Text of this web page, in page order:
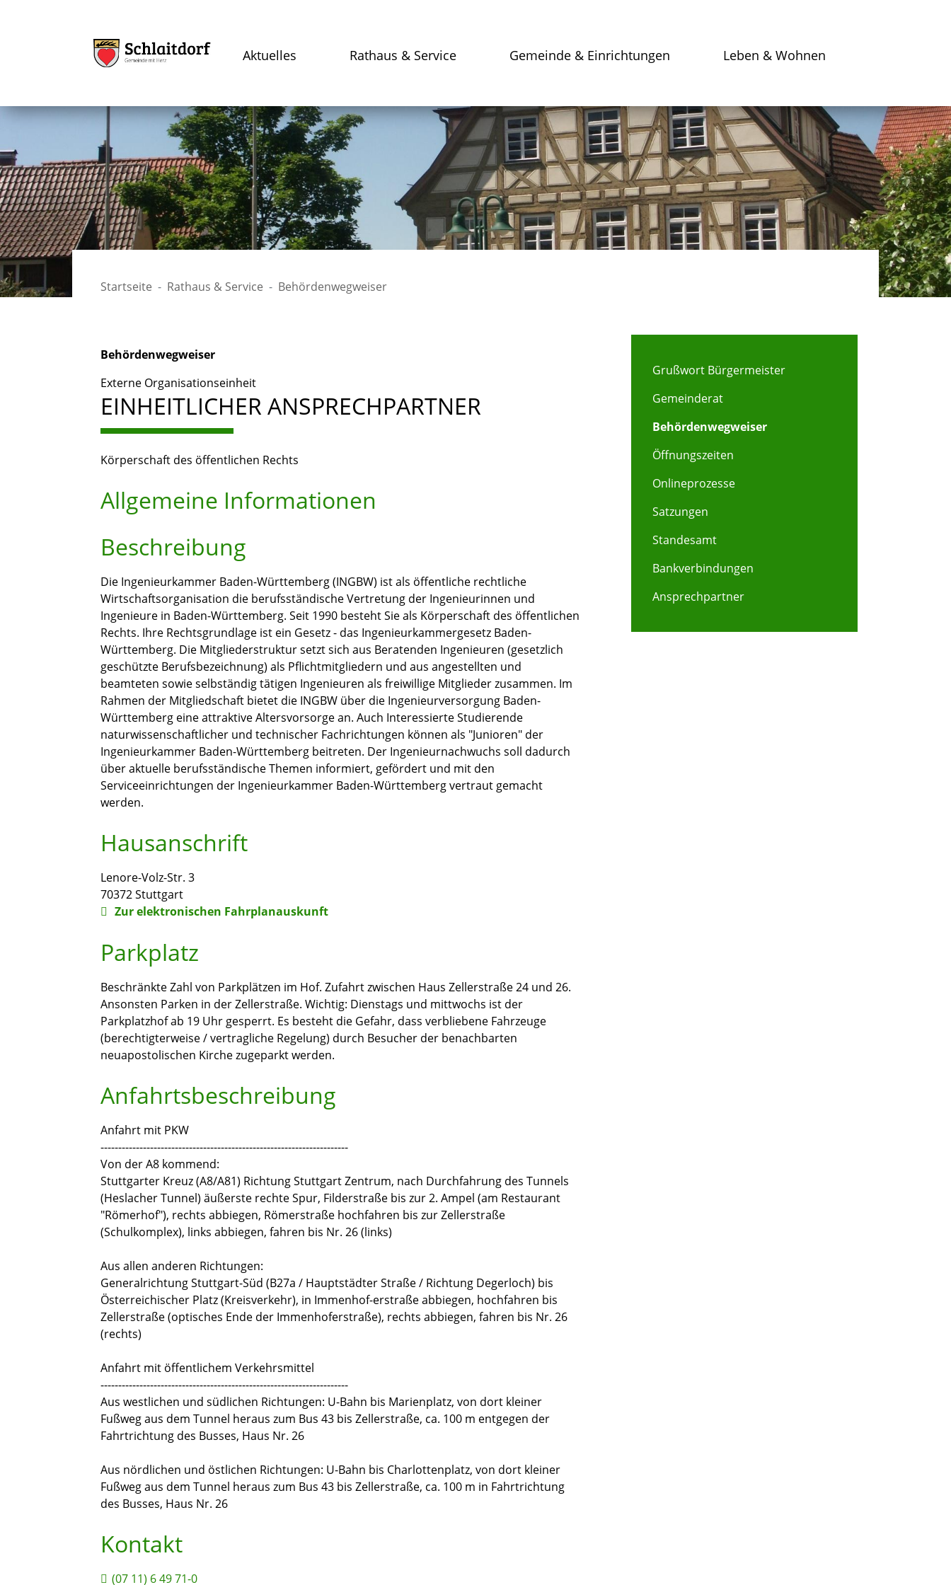
Aktuelles Rathaus & Service Gemeinde & Einrichtungen Leben & Wohnen
Startseite Rathaus & Service Behördenwegweiser
Behördenwegweiser
Externe Organisationseinheit
EINHEITLICHER ANSPRECHPARTNER
Körperschaft des öffentlichen Rechts
Allgemeine Informationen
Beschreibung
Die Ingenieurkammer Baden-Württemberg (INGBW) ist als öffentliche rechtliche
Wirtschaftsorganisation die berufsständische Vertretung der Ingenieurinnen und
Ingenieure in Baden-Württemberg. Seit 1990 besteht Sie als Körperschaft des öffentlichen
Rechts. Ihre Rechtsgrundlage ist ein Gesetz - das Ingenieurkammergesetz Baden-
Württemberg. Die Mitgliederstruktur setzt sich aus Beratenden Ingenieuren (gesetzlich
geschützte Berufsbezeichnung) als Pflichtmitgliedern und aus angestellten und
beamteten sowie selbständig tätigen Ingenieuren als freiwillige Mitglieder zusammen. Im
Rahmen der Mitgliedschaft bietet die INGBW über die Ingenieurversorgung Baden-
Württemberg eine attraktive Altersvorsorge an. Auch Interessierte Studierende
naturwissenschaftlicher und technischer Fachrichtungen können als "Junioren" der
Ingenieurkammer Baden-Württemberg beitreten. Der Ingenieurnachwuchs soll dadurch
über aktuelle berufsständische Themen informiert, gefördert und mit den
Serviceeinrichtungen der Ingenieurkammer Baden-Württemberg vertraut gemacht
werden.
Hausanschrift
Lenore-Volz-Str. 3
70372Stuttgart
Zur elektronischen Fahrplanauskunft
Parkplatz
Beschränkte Zahl von Parkplätzen im Hof. Zufahrt zwischen Haus Zellerstraße 24 und 26.
Ansonsten Parken in der Zellerstraße. Wichtig: Dienstags und mittwochs ist der
Parkplatzhof ab 19 Uhr gesperrt. Es besteht die Gefahr, dass verbliebene Fahrzeuge
(berechtigterweise / vertragliche Regelung) durch Besucher der benachbarten
neuapostolischen Kirche zugeparkt werden.
Anfahrtsbeschreibung
Anfahrt mit PKW
----------------------------------------------------------------------
Von der A8 kommend:
Stuttgarter Kreuz (A8/A81) Richtung Stuttgart Zentrum, nach Durchfahrung des Tunnels
(Heslacher Tunnel) äußerste rechte Spur, Filderstraße bis zur 2. Ampel (am Restaurant
"Römerhof"), rechts abbiegen, Römerstraße hochfahren bis zur Zellerstraße
(Schulkomplex), links abbiegen, fahren bis Nr. 26 (links)
Aus allen anderen Richtungen:
Generalrichtung Stuttgart-Süd (B27a / Hauptstädter Straße / Richtung Degerloch) bis
Österreichischer Platz (Kreisverkehr), in Immenhof-erstraße abbiegen, hochfahren bis
Zellerstraße (optisches Ende der Immenhoferstraße), rechts abbiegen, fahren bis Nr. 26
(rechts)
Anfahrt mit öffentlichem Verkehrsmittel
----------------------------------------------------------------------
Aus westlichen und südlichen Richtungen: U-Bahn bis Marienplatz, von dort kleiner
Fußweg aus dem Tunnel heraus zum Bus 43 bis Zellerstraße, ca. 100 m entgegen der
Fahrtrichtung des Busses, Haus Nr. 26
Aus nördlichen und östlichen Richtungen: U-Bahn bis Charlottenplatz, von dort kleiner
Fußweg aus dem Tunnel heraus zum Bus 43 bis Zellerstraße, ca. 100 m in Fahrtrichtung
des Busses, Haus Nr. 26
Kontakt
(07 11) 6 49 71-0
Grußwort Bürgermeister
Gemeinderat
Behördenwegweiser
Öffnungszeiten
Onlineprozesse
Satzungen
Standesamt
Bankverbindungen
Ansprechpartner